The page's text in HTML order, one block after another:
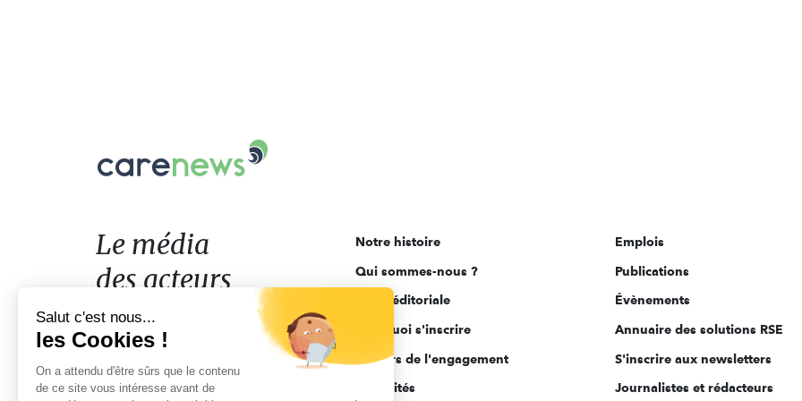
Le
acteurs
de
l'engagement
Le média
des acteurs
de l'engagement
Notre histoire
Qui sommes-nous ?
Ligne éditoriale
Pourquoi s'inscrire
Acteurs de l'engagement
Actualités
Emplois
Publications
Évènements
Annuaire des solutions RSE
S'inscrire aux newsletters
Journalistes et rédacteurs
Salut c'est nous...
les Cookies !
On a attendu d'être sûrs que le contenu
de ce site vous intéresse avant de